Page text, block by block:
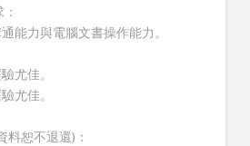
能力與電腦文書操作能力。
尤佳。
尤佳。
料恕不退還)：